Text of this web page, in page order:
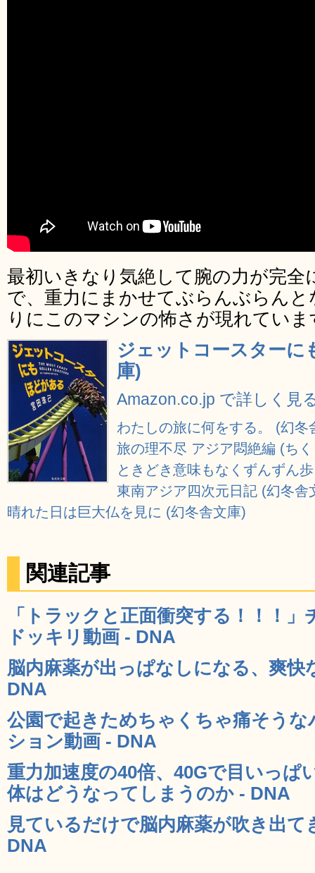
最初いきなり気絶して腕の力が完
で、重力にまかせてぶらんぶらん
りにこのマシンの怖さが現れていま
ジェットコースターに
庫)
Amazon.co.jp で詳しく見
わたしの旅に何をする。 (幻冬
旅の理不尽 アジア悶絶編 (ち
ときどき意味もなくずんずん
東南アジア四次元日記 (幻冬舎
晴れた日は巨大仏を見に (幻冬舎文庫)
関連記事
「トラックと正面衝突する！！！
ドッキリ動画 - DNA
脳内麻薬が出っぱなしになる、爽快
DNA
公園で起きためちゃくちゃ痛そう
ション動画 - DNA
重力加速度の40倍、40Gで目いっぱ
体はどうなってしまうのか - DNA
見ているだけで脳内麻薬が吹き出
DNA